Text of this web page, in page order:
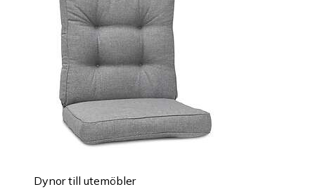
Dynor till utemöbler